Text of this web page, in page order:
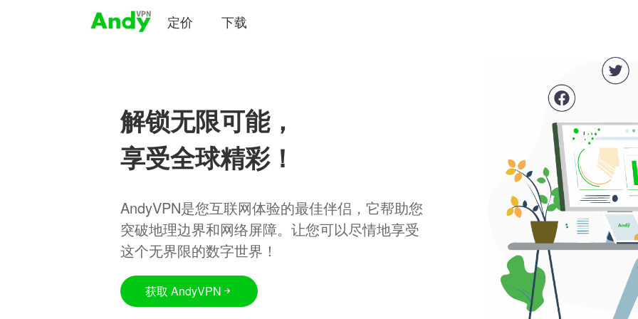
定价 下载
解锁无限可能，
享受全球精彩！
AndyVPN是您互联网体验的最佳伴侣，它帮助您
突破地理边界和网络屏障。让您可以尽情地享受
这个无界限的数字世界！
获取 AndyVPN